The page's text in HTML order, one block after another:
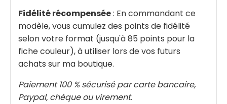
Fidélité récompensée: En commandant ce
modèle, vous cumulez des points de fidélité
selon votre format (jusqu'à 85 points pour la
fiche couleur), à utiliser lors de vos futurs
achats sur ma boutique.
Paiement 100 % sécurisé par carte bancaire,
Paypal, chèque ou virement.